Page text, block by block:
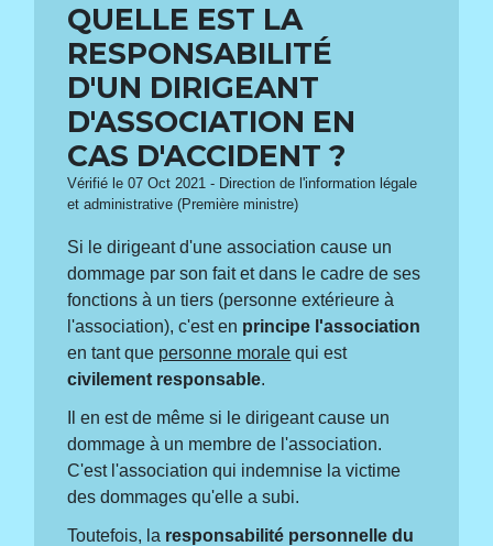
QUELLE EST LA
RESPONSABILITÉ
D'UN DIRIGEANT
D'ASSOCIATION EN
CAS D'ACCIDENT ?
Vérifié le 07 Oct 2021 - Direction de l'information légale
et administrative (Première ministre)
Si le dirigeant d'une association cause un
dommage par son fait et dans le cadre de ses
fonctions à un tiers (personne extérieure à
l'association), c'est en principe l'association
en tant que personne morale qui est
civilement responsable.
Il en est de même si le dirigeant cause un
dommage à un membre de l'association.
C'est l'association qui indemnise la victime
des dommages qu'elle a subi.
Toutefois, la responsabilité personnelle du